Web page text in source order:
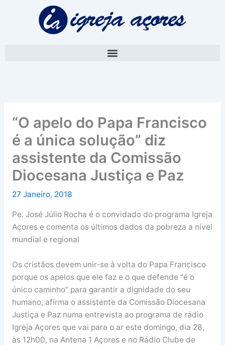
“O apelo do Papa Francisco
é a única solução” diz
assistente da Comissão
Diocesana Justiça e Paz
27 Janeiro, 2018
Pe. José Júlio Rocha é o convidado do programa Igreja
Açores e comenta os últimos dados da pobreza a nível
mundial e regional
Os cristãos devem unir-se à volta do Papa Francisco
porque os apelos que ele faz e o que defende “é o
único caminho” para garantir a dignidade do seu
humano, afirma o assistente da Comissão Diocesana
Justiça e Paz numa entrevista ao programa de rádio
Igreja Açores que vai para o ar este domingo, dia 28,
às 12h00, na Antena 1 Açores e no Rádio Clube de